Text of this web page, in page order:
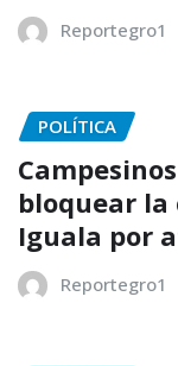
Reportegro1
POLÍTICA
bloquear
Iguala por
Reportegro1